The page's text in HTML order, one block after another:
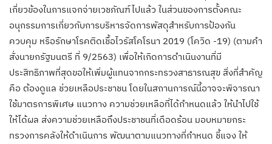
เกี่ยวข้องในการแจกจ่ายเวชภัณฑ์ไปแล้ว ในส่วนของการตั้งคณะ
อนุกรรมการเกี่ยวกับการบริหารจัดการพัสดุสำหรับการป้องกัน
ควบคุม หรือรักษาโรคติดเชื้อไวรัสโคโรนา 2019 (โควิด -19) (ตามคำ
สั่งนายกรัฐมนตรี ที่ 9/2563) เพื่อให้เกิดการดำเนินงานที่มี
ประสิทธิภาพที่สุดขอให้เพิ่มผู้แทนจากกระทรวงสาธารณสุข สิ่งที่สำคัญ
คือ ต้องดูแล ช่วยเหลือประชาชน โดยในสถานการณ์นี้อาจจะพิจารณา
ใช้มาตรการพิเศษ แนวทาง ความช่วยเหลือที่ได้กำหนดแล้ว ให้นำไปใช้
ให้ได้ผล ส่งความช่วยเหลือถึงประชาชนที่เดือดร้อน มอบหมายกระ
ทรวงการคลังให้ดำเนินการ พัฒนาตามแนวทางที่กำหนด ชี้แจง ให้